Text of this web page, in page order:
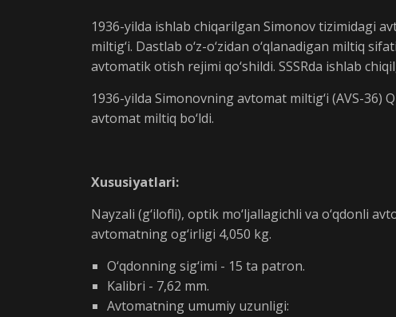
1936-yilda ishlab chiqarilgan Simonov tizimidagi
miltig‘i. Dastlab o‘z-o‘zidan o‘qlanadigan miltiq
avtomatik otish rejimi qo‘shildi. SSSRda ishlab
1936-yilda Simonovning avtomat miltig‘i (AVS-
avtomat miltiq bo‘ldi.
Xususiyatlari:
Nayzali (g‘ilofli), optik mo‘ljallagichli va o‘qdonli
avtomatning og‘irligi 4,050 kg.
O‘qdonning sig‘imi - 15 ta patron.
Kalibri - 7,62 mm.
Avtomatning umumiy uzunligi: